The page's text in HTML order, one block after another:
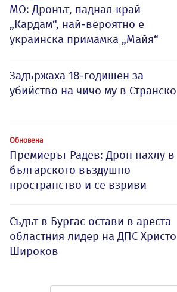
МО: Дронът, паднал край
„Кардам“, най-вероятно е
украинска примамка „Майя“
Задържаха 18-годишен за
убийство на чичо му в Странско
Обновена
Премиерът Радев: Дрон нахлу в
българското въздушно
пространство и се взриви
Съдът в Бургас остави в ареста
областния лидер на ДПС Христо
Широков